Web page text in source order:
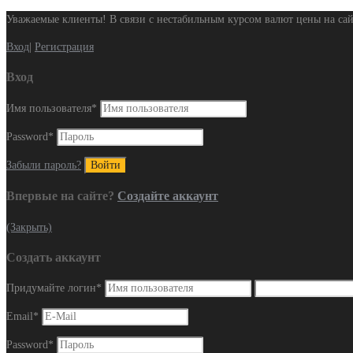
Уважаемые клиенты! В связи с нестабильным курсом валют цены на
Вход Регистрация
Вход
Имя пользователя*
Password *
Забыли пароль?
Впервые на сайте? Создайте аккаунт
(Закрыть)
Создать аккаунт
Придумайте логин*
Email*
Password*